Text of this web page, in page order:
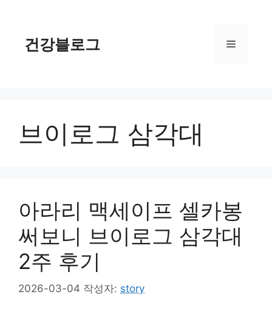
건강블로그 메
브이로그 삼각대
아라리 맥세이프 셀카봉
써보니 브이로그 삼각대
2주 후기
2026-03-04 작성자: story